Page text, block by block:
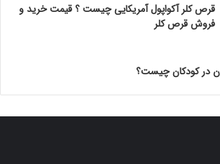
قرص کلر آکواپول آمریکایی چیست ؟ قیمت خرید و
فروش قرص کلر
در کودکان چیست؟